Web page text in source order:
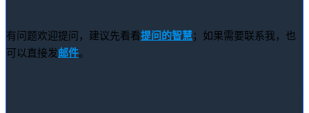
有问题欢迎提问，建议先看看提问的智慧；如果需要联系我，也
可以直接发邮件。